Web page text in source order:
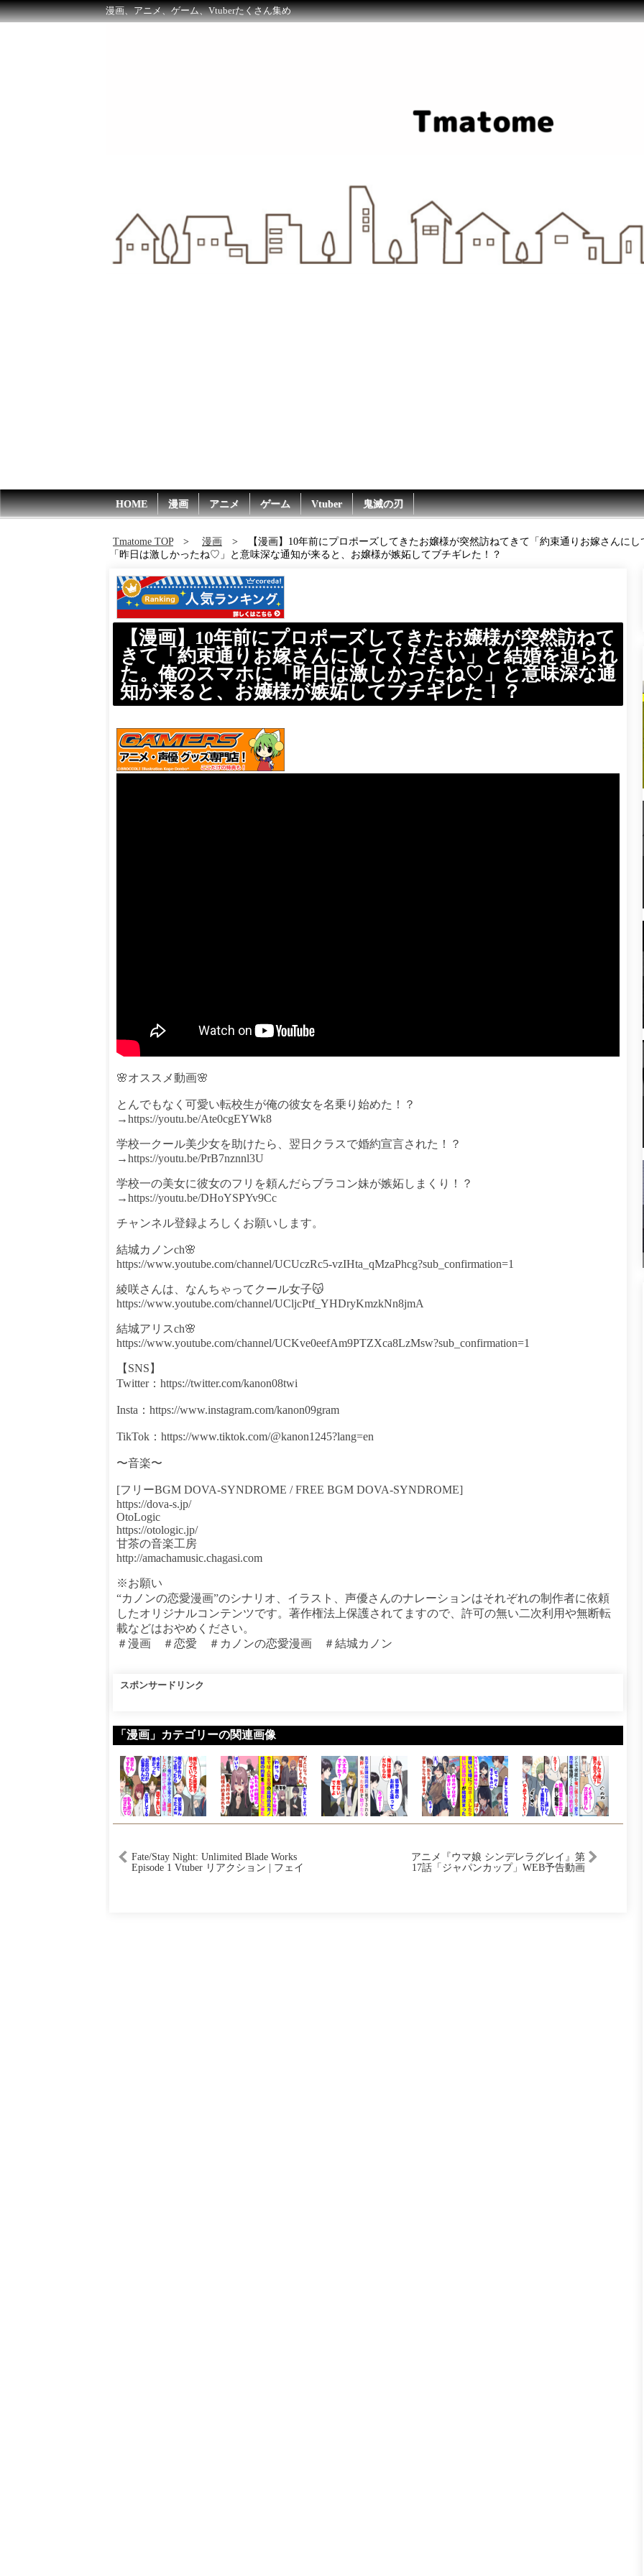
漫画、アニメ、ゲーム、Vtuberたくさん集め
HOME 漫画 アニメ ゲーム Vtuber 鬼滅の刃
Tmatome TOP 漫画
【漫画】10年前にプロポーズしてきたお嬢様が突然訪ねてきて「約束通りお嫁さんに
「昨日は激しかったね♡」と意味深な通知が来ると、お嬢様が嫉妬してブチギレた！？
【漫画】10年前にプロポーズしてきたお嬢様が突然訪ねて
きて「約束通りお嫁さんにしてください」と結婚を迫られ
た。俺のスマホに「昨日は激しかったね♡」と意味深な通
知が来ると、お嬢様が嫉妬してブチギレた！？
🌸オススメ動画🌸
とんでもなく可愛い転校生が俺の彼女を名乗り始めた！？
→https://youtu.be/Ate0cgEYWk8
学校一クール美少女を助けたら、翌日クラスで婚約宣言された！？
→https://youtu.be/PrB7nznnl3U
学校一の美女に彼女のフリを頼んだらブラコン妹が嫉妬しまくり！？
→https://youtu.be/DHoYSPYv9Cc
チャンネル登録よろしくお願いします。
結城カノンch🌸
https://www.youtube.com/channel/UCUczRc5-vzIHta_qMzaPhcg?sub_confirmation=1
綾咲さんは、なんちゃってクール女子😽
https://www.youtube.com/channel/UCljcPtf_YHDryKmzkNn8jmA
結城アリスch🌸
https://www.youtube.com/channel/UCKve0eefAm9PTZXca8LzMsw?sub_confirmation=1
【SNS】
Twitter：https://twitter.com/kanon08twi
Insta：https://www.instagram.com/kanon09gram
TikTok：https://www.tiktok.com/@kanon1245?lang=en
〜音楽〜
[フリーBGM DOVA-SYNDROME / FREE BGM DOVA-SYNDROME]
https://dova-s.jp/
OtoLogic
https://otologic.jp/
甘茶の音楽工房
http://amachamusic.chagasi.com
※お願い
“カノンの恋愛漫画”のシナリオ、イラスト、声優さんのナレーションはそれぞれの制作者に依頼
したオリジナルコンテンツです。著作権法上保護されてますので、許可の無い二次利用や無断転
載などはおやめください。
＃漫画 ＃恋愛 ＃カノンの恋愛漫画 ＃結城カノン
スポンサードリンク
「漫画」カテゴリーの関連画像
Fate/Stay Night: Unlimited Blade Works
Episode 1 Vtuber リアクション | フェイ
アニメ『ウマ娘 シンデレラグレイ』第
17話「ジャパンカップ」WEB予告動画